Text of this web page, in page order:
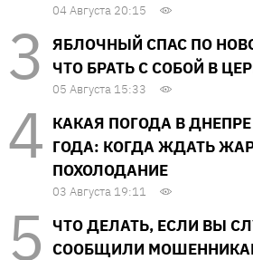
04 Августа 20:15
ЯБЛОЧНЫЙ СПАС ПО
ЧТО БРАТЬ С СОБОЙ В
05 Августа 15:33
КАКАЯ ПОГОДА В ДНЕПРЕ
ГОДА: КОГДА ЖДАТЬ
ПОХОЛОДАНИЕ
03 Августа 19:11
ЧТО ДЕЛАТЬ, ЕСЛИ ВЫ
СООБЩИЛИ